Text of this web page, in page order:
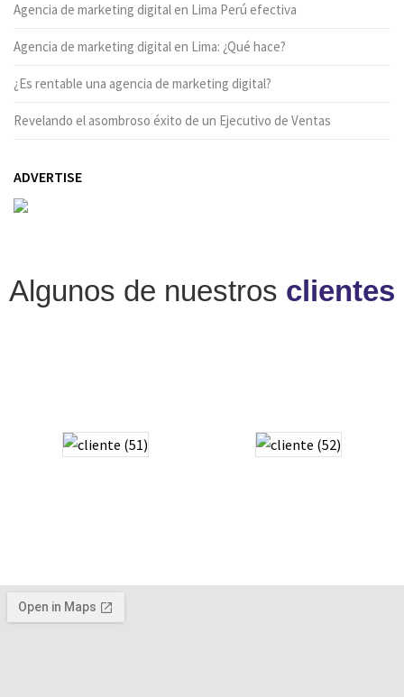
Agencia de marketing digital en Lima Perú efectiva
Agencia de marketing digital en Lima: ¿Qué hace?
¿Es rentable una agencia de marketing digital?
Revelando el asombroso éxito de un Ejecutivo de Ventas
ADVERTISE
Algunos de nuestros clientes